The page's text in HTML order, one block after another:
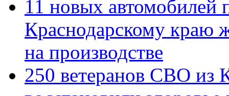
11 новых автомобилей
Краснодарскому краю
на производстве
250 ветеранов СВО из